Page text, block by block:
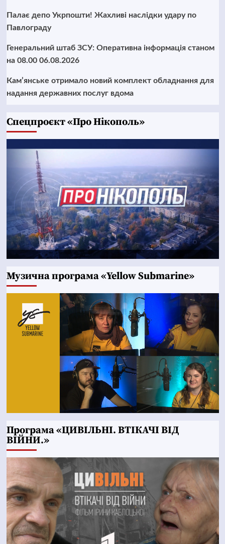
Палає депо Укрпошти! Жахливі наслідки удару по
Павлограду
Генеральний штаб ЗСУ: Оперативна інформація станом
на 08.00 06.08.2026
Кам’янське отримало новий комплект обладнання для
надання державних послуг вдома
Cпецпроєкт «Про Нікополь»
Музична програма «Yellow Submarine»
Програма «ЦИВІЛЬНІ. ВТІКАЧІ ВІД
ВІЙНИ.»